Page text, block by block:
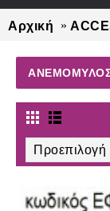
Αρχική
ΑΝΕΜΟΜΥΛΟΣ